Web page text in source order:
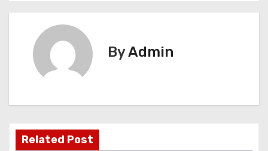
s
v
ByAdmin
Related Post